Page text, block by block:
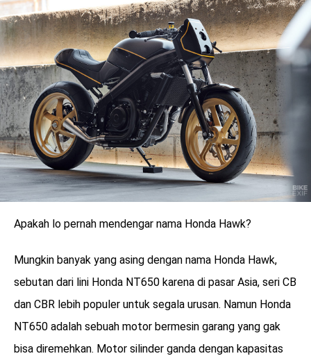
benefit
LOGIN
Apakah lo pernah mendengar nama Honda Hawk?
Mungkin banyak yang asing dengan nama Honda Hawk,
sebutan dari lini Honda NT650 karena di pasar Asia, seri CB
dan CBR lebih populer untuk segala urusan. Namun Honda
NT650 adalah sebuah motor bermesin garang yang gak
bisa diremehkan. Motor silinder ganda dengan kapasitas